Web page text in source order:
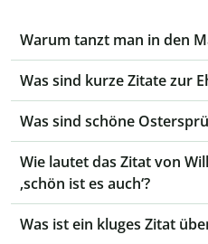
Warum tanzt man in den
Was sind kurze Zitate zur
Was sind schöne
Wie lautet das Zitat von
‚schön ist es auch‘?
Was ist ein kluges Zitat